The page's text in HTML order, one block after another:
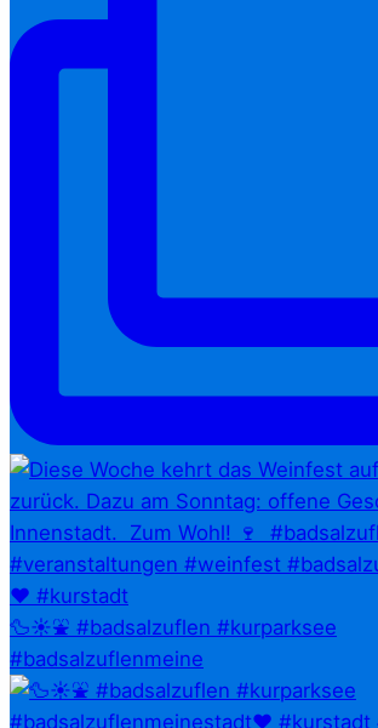
🦆☀️⛲ #badsalzuflen #kurparksee
#badsalzuflenmeine